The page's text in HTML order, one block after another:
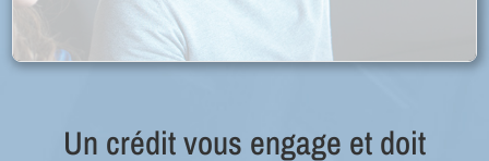
Un crédit vous engage et doit